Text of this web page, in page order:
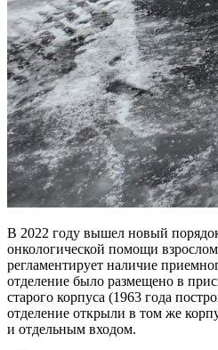
В 2022 году вышел новый
онкологической помощи
регламентирует наличие
отделение было размещено в
старого корпуса (1963 года
отделение открыли в том же
и отдельным входом.